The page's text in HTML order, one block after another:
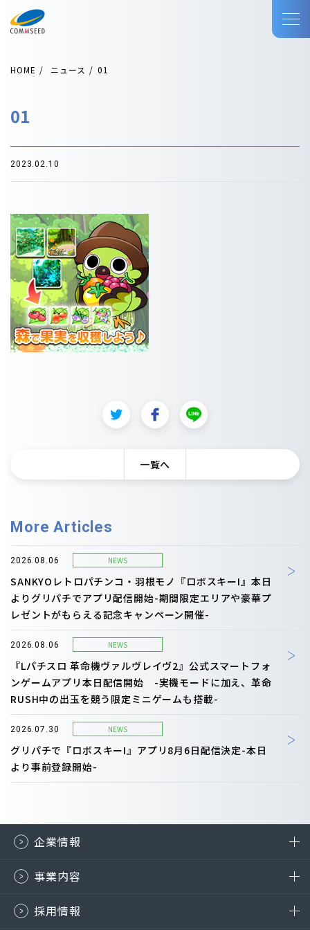
HOME ニュース 01
01
2023.02.10
一覧へ
More Articles
2026.08.06 NEWS
SANKYOレトロパチンコ・羽根モノ『ロボスキーI』本日
よりグリパチでアプリ配信開始-期間限定エリアや豪華プ
レゼントがもらえる記念キャンペーン開催-
2026.08.06 NEWS
『Lパチスロ 革命機ヴァルヴレイヴ2』公式スマートフォ
ンゲームアプリ本日配信開始 -実機モードに加え、革命
RUSH中の出玉を競う限定ミニゲームも搭載-
2026.07.30 NEWS
グリパチで『ロボスキーI』アプリ8月6日配信決定-本日
より事前登録開始-
企業情報
事業内容
採用情報